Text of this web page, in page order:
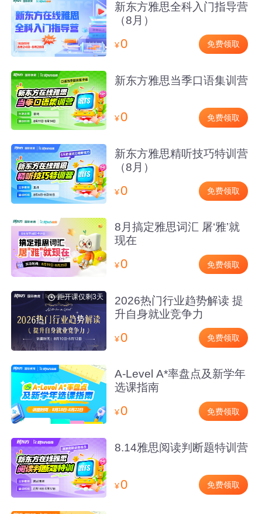
新东方雅思全科入门指导营
（8月）
¥0 免费领取
新东方雅思当季口语集训营
¥0 免费领取
新东方雅思精听技巧特训营
（8月）
¥0 免费领取
8月搞定雅思词汇 屠‘雅’就
现在
¥0 免费领取
距开课仅剩3天
2026热门行业趋势解读 提
升自身就业竞争力
¥0 免费领取
A-Level A*率盘点及新学年
选课指南
¥0 免费领取
8.14雅思阅读判断题特训营
¥0 免费领取